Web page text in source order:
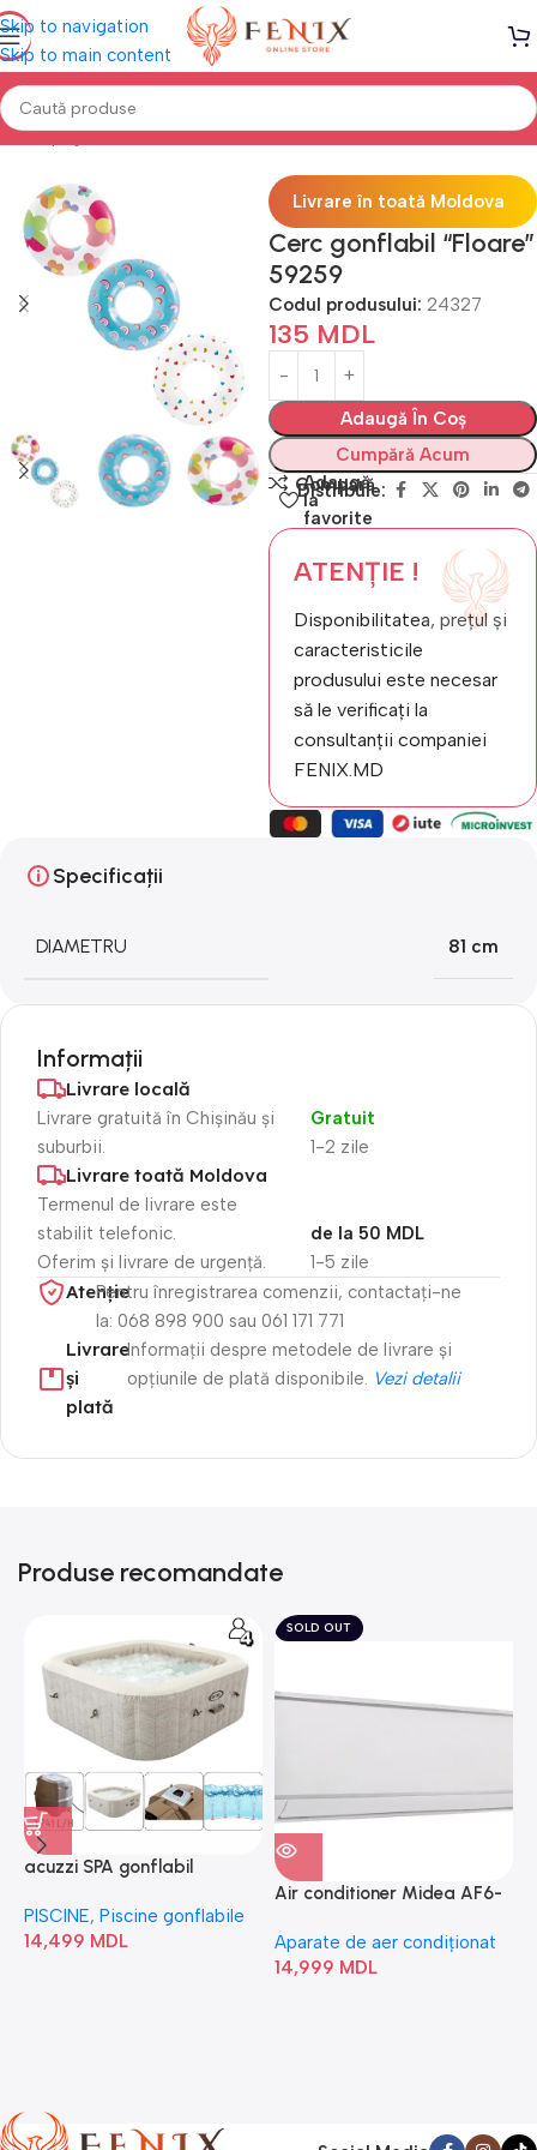
Skip to navigation
Skip to main content
Prima pagină PISCINE Accesorii înot
Livrare în toată Moldova
Cerc gonflabil “Floare”
59259
Codul produsului: 24327
135 MDL
Adaugă În Coș
Cumpără Acum
Compară
Adaugă
la
favorite
Distribuie:
ATENȚIE !
Disponibilitatea, prețul și
caracteristicile
produsului este necesar
să le verificați la
consultanții companiei
FENIX.MD
Specificații
DIAMETRU 81 cm
Informații
Livrare locală
Livrare gratuită în Chișinău și
suburbii.
1-2 zile
Gratuit
Livrare toată Moldova
Termenul de livrare este
stabilit telefonic.
Oferim și livrare de urgență.
1-5 zile
de la 50 MDL
Atenție​Pentru înregistrarea comenzii, contactați-ne
la: 068 898 900 sau 061 171 771
Livrare
și
plată
Informații despre metodele de livrare și
opțiunile de plată disponibile. Vezi detalii
Produse recomandate
acuzzi SPA gonflabil
Bubble” 28446
PISCINE, Piscine gonflabile
14,499 MDL
SOLD OUT
Air conditioner Midea AF6-
Aparate de aer condiționat
14,999 MDL